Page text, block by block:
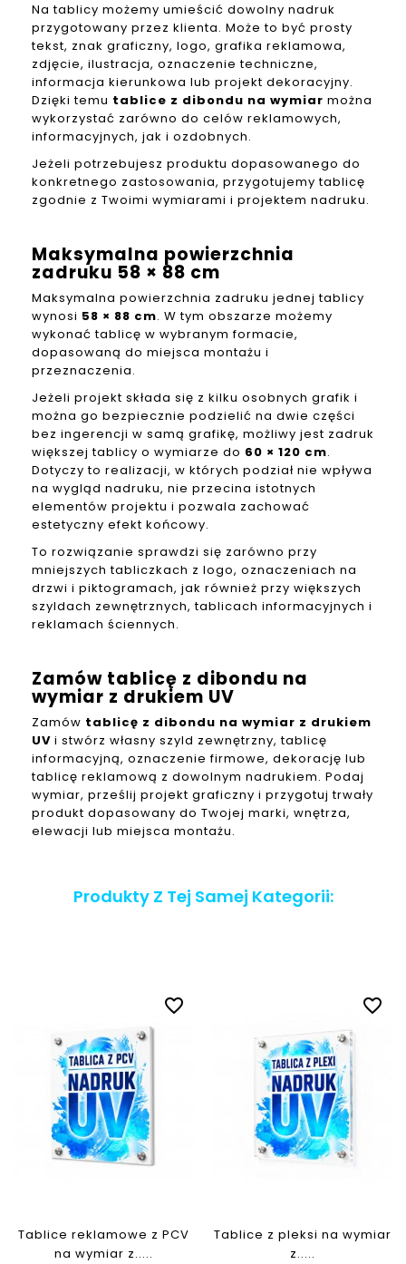
Na tablicy możemy umieścić dowolny nadruk
przygotowany przez klienta. Może to być prosty
tekst, znak graficzny, logo, grafika reklamowa,
zdjęcie, ilustracja, oznaczenie techniczne,
informacja kierunkowa lub projekt dekoracyjny.
Dzięki temu tablice z dibondu na wymiar można
wykorzystać zarówno do celów reklamowych,
informacyjnych, jak i ozdobnych.
Jeżeli potrzebujesz produktu dopasowanego do
konkretnego zastosowania, przygotujemy tablicę
zgodnie z Twoimi wymiarami i projektem nadruku.
Maksymalna powierzchnia
zadruku 58 × 88 cm
Maksymalna powierzchnia zadruku jednej tablicy
wynosi 58 × 88 cm. W tym obszarze możemy
wykonać tablicę w wybranym formacie,
dopasowaną do miejsca montażu i
przeznaczenia.
Jeżeli projekt składa się z kilku osobnych grafik i
można go bezpiecznie podzielić na dwie części
bez ingerencji w samą grafikę, możliwy jest zadruk
większej tablicy o wymiarze do 60 × 120 cm.
Dotyczy to realizacji, w których podział nie wpływa
na wygląd nadruku, nie przecina istotnych
elementów projektu i pozwala zachować
estetyczny efekt końcowy.
To rozwiązanie sprawdzi się zarówno przy
mniejszych tabliczkach z logo, oznaczeniach na
drzwi i piktogramach, jak również przy większych
szyldach zewnętrznych, tablicach informacyjnych i
reklamach ściennych.
Zamów tablicę z dibondu na
wymiar z drukiem UV
Zamów tablicę z dibondu na wymiar z drukiem
UV i stwórz własny szyld zewnętrzny, tablicę
informacyjną, oznaczenie firmowe, dekorację lub
tablicę reklamową z dowolnym nadrukiem. Podaj
wymiar, prześlij projekt graficzny i przygotuj trwały
produkt dopasowany do Twojej marki, wnętrza,
elewacji lub miejsca montażu.
Produkty Z Tej Samej Kategorii:
favorite_border
Tablice reklamowe z PCV
na wymiar z.....
favorite_border
Tablice z pleksi na wymiar
z.....